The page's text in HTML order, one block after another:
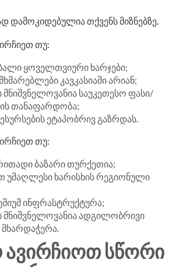
დამოკიდებულია თქვენს მიზნებზე.
თუ:
ყოველთვიური ხარჯები;
კავკასიაში არიან;
მნიშვნელოვანია საუკეთესო ფასი/
თანაფარდობა;
ეტაპობრივ გაზრდას.
თუ:
ბაზარი თურქეთია;
უმაღლესი ხარისხის რეგიონული
ინფრასტრუქტურა;
მნიშვნელოვანია ადგილობრივი
მხარდაჭერა.
ᲡᲬᲝᲠᲘ